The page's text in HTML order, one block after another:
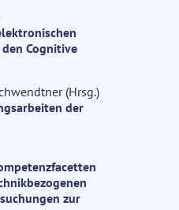
Cognitive
(Hrsg.)
der
zur